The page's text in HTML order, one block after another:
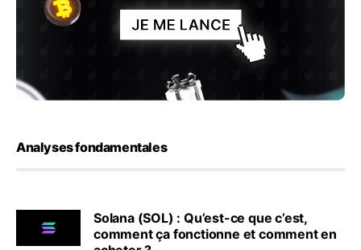
Analyses fondamentales
Solana (SOL) : Qu’est-ce que c’est,
comment ça fonctionne et comment en